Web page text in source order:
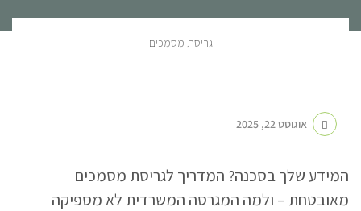
גריסת מסמכים
אוגוסט 22, 2025
המידע שלך בסכנה? המדריך לגריסת מסמכים
מאובטחת – ולמה המגרסה המשרדית לא מספיקה